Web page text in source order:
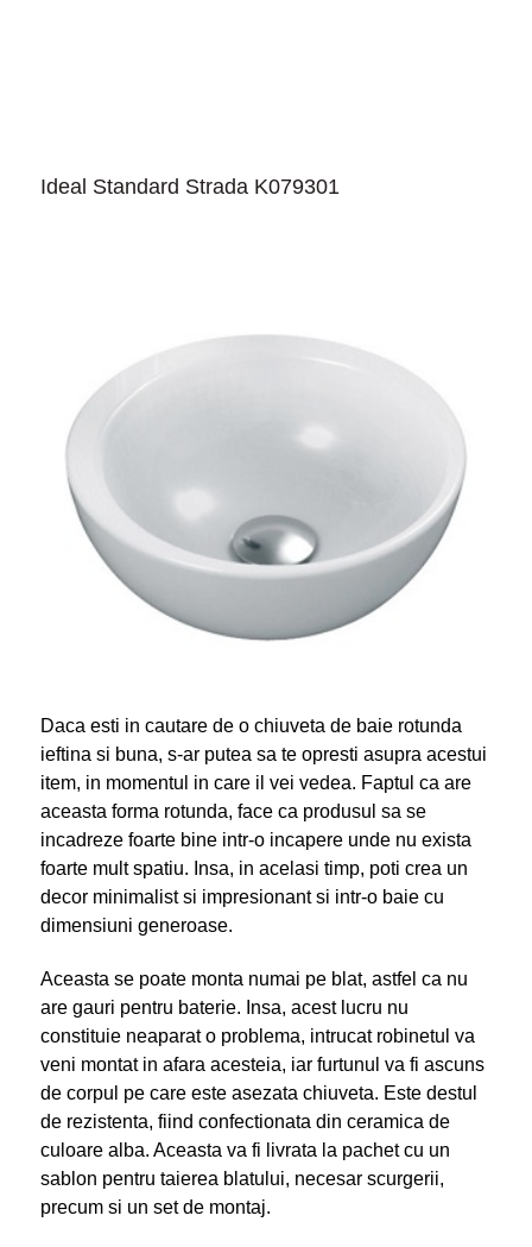
Ideal Standard Strada K079301
Daca esti in cautare de o chiuveta de baie rotunda
ieftina si buna, s-ar putea sa te opresti asupra acestui
item, in momentul in care il vei vedea. Faptul ca are
aceasta forma rotunda, face ca produsul sa se
incadreze foarte bine intr-o incapere unde nu exista
foarte mult spatiu. Insa, in acelasi timp, poti crea un
decor minimalist si impresionant si intr-o baie cu
dimensiuni generoase.
Aceasta se poate monta numai pe blat, astfel ca nu
are gauri pentru baterie. Insa, acest lucru nu
constituie neaparat o problema, intrucat robinetul va
veni montat in afara acesteia, iar furtunul va fi ascuns
de corpul pe care este asezata chiuveta. Este destul
de rezistenta, fiind confectionata din ceramica de
culoare alba. Aceasta va fi livrata la pachet cu un
sablon pentru taierea blatului, necesar scurgerii,
precum si un set de montaj.